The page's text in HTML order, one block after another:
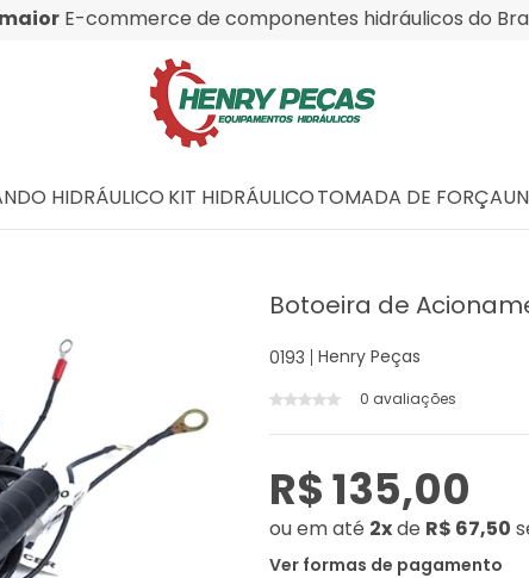
maior E-commerce de componentes hidráulicos do
HIDRÁULICO KIT HIDRÁULICOTOMADA DE FORÇA
Botoeira de
0193 Henry Peças
0 avaliações
R$ 135,00
ouem até 2xde R$ 67,50
Ver formas de pagamento